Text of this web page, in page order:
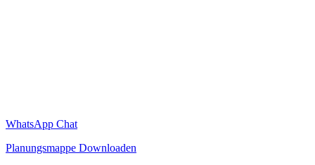
WhatsApp Chat
Planungsmappe Downloaden